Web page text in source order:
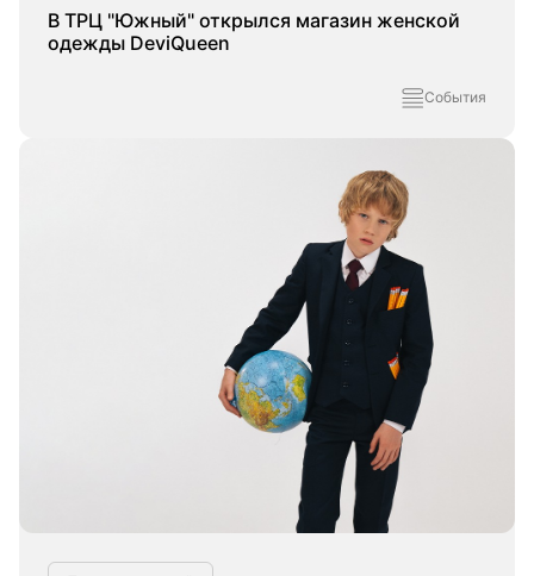
В ТРЦ "Южный" открылся магазин женской
одежды DeviQueen
События